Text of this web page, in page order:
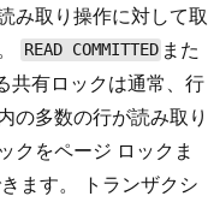
み取り操作に対して取
READ COMMITTED また
共有ロックは通常、行
の多数の行が読み取り
クをページ ロックま
ます。 トランザクシ